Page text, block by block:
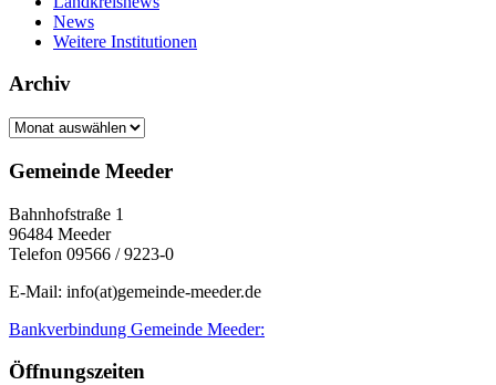
News
Weitere Institutionen
Archiv
Archiv
Gemeinde Meeder
Bahnhofstraße 1
96484 Meeder
Telefon 09566 / 9223-0
E-Mail: info(at)gemeinde-meeder.de
Bankverbindung Gemeinde Meeder:
Öffnungszeiten